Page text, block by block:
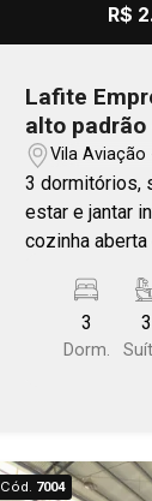
R$
Lafite
alto
com
final 2026
Vila Aviação
3 dormitórios,
estar e jantar
cozinha
com living
gourmet.
fácil acesso
3
Dorm.
3
Cód. 7004